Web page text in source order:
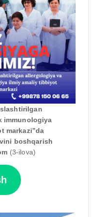
immunologiya
markazi”da
boshqarish
(3-ilova)